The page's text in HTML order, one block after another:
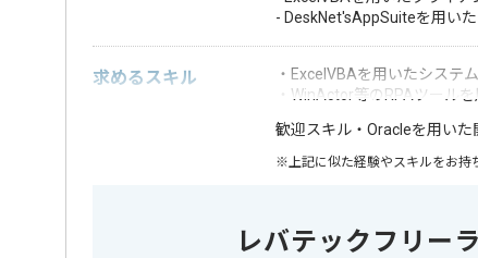
- DeskNet'sAppSuiteを用い
求めるスキル
・ExcelVBAを用いたシステム
・WinActor等のRPAツール
歓迎スキル ・Oracleを用い
※上記に似た経験やスキルをお持
レバテックフリー